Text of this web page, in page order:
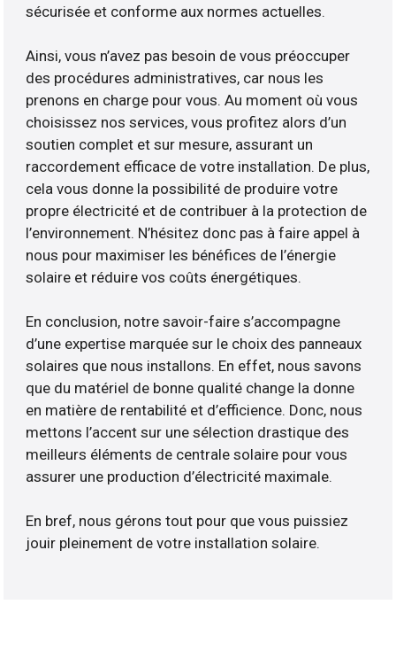
sécurisée et conforme aux normes actuelles.
Ainsi, vous n’avez pas besoin de vous préoccuper
des procédures administratives, car nous les
prenons en charge pour vous. Au moment où vous
choisissez nos services, vous profitez alors d’un
soutien complet et sur mesure, assurant un
raccordement efficace de votre installation. De plus,
cela vous donne la possibilité de produire votre
propre électricité et de contribuer à la protection de
l’environnement. N’hésitez donc pas à faire appel à
nous pour maximiser les bénéfices de l’énergie
solaire et réduire vos coûts énergétiques.
En conclusion, notre savoir-faire s’accompagne
d’une expertise marquée sur le choix des panneaux
solaires que nous installons. En effet, nous savons
que du matériel de bonne qualité change la donne
en matière de rentabilité et d’efficience. Donc, nous
mettons l’accent sur une sélection drastique des
meilleurs éléments de centrale solaire pour vous
assurer une production d’électricité maximale.
En bref, nous gérons tout pour que vous puissiez
jouir pleinement de votre installation solaire.